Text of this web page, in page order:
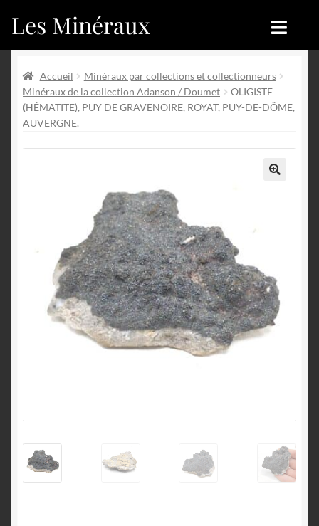
Aller
à
navigation
Aller
au
Les Minéraux
Catégories
Français
English
Boutique
Contactez-nous
Sites amis
Accueil
Minéraux par collections et collectionneurs
Minéraux de la collection Adanson / Doumet
OLIGISTE
(HÉMATITE), PUY DE GRAVENOIRE, ROYAT, PUY-DE-DÔME,
AUVERGNE.